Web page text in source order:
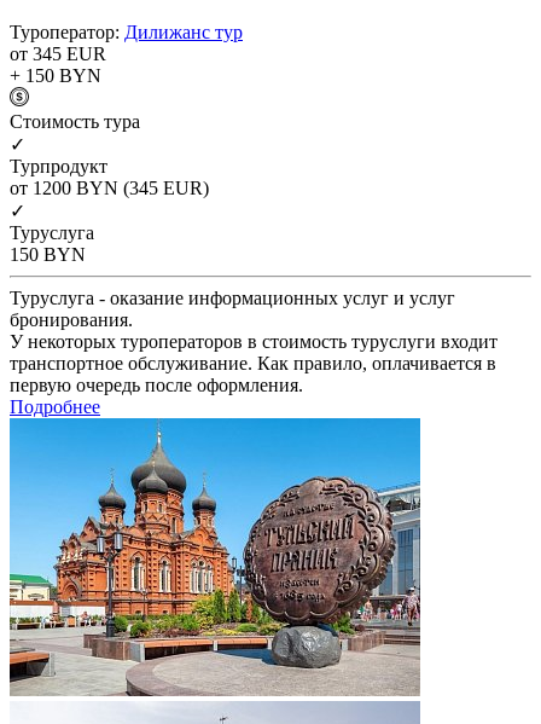
Туроператор: Дилижанс тур
от 345 EUR
+ 150 BYN
Cтоимость тура
✓
Турпродукт
от 1200 BYN (345 EUR)
✓
Туруслуга
150 BYN
Туруслуга - оказание информационных услуг и услуг
бронирования.
У некоторых туроператоров в стоимость туруслуги входит
транспортное обслуживание. Как правило, оплачивается в
первую очередь после оформления.
Подробнее